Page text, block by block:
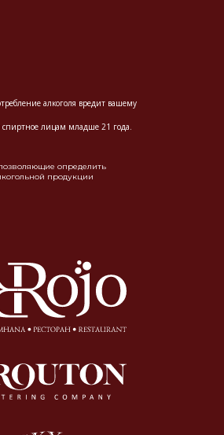
алкоголя вредит вашему
лицам младше 21 года.
определить
продукции